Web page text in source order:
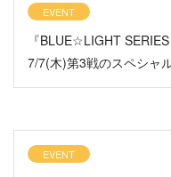
EVENT
『BLUE☆LIGHT
7/7(木)第3戦のスペシャ
EVENT